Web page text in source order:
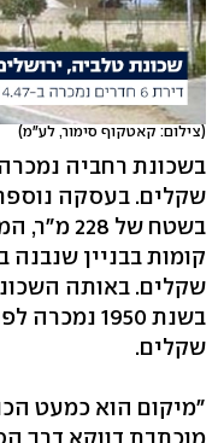
(צילום: קאטקוף סימור, לע"מ)
שקלים.
"מיקום הוא כמעט